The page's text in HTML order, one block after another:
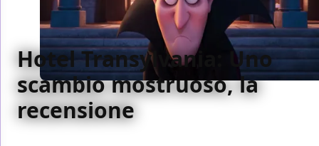
Hotel Transylvania: Uno
scambio mostruoso, la
recensione